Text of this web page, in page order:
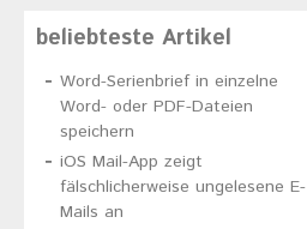
beliebteste Artikel
Word-Serienbrief in einzelne
Word- oder PDF-Dateien
speichern
iOS Mail-App zeigt
fälschlicherweise ungelesene E-
Mails an